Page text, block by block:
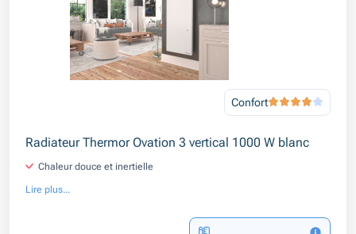
Confort
Radiateur Thermor Ovation 3 vertical 1000 W blanc
Chaleur douce et inertielle
Lire plus...